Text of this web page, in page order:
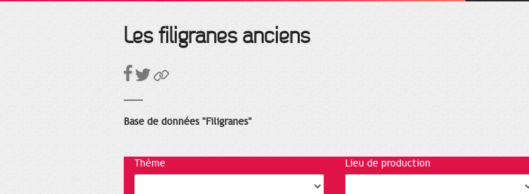
Les filigranes anciens
Base de données "Filigranes"
Thème Lieu de production